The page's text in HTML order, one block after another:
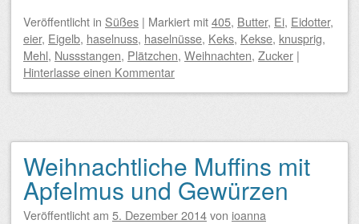
Veröffentlicht in Süßes | Markiert mit405, Butter, Ei, Eidotter,
eier, Eigelb, haselnuss, haselnüsse, Keks, Kekse, knusprig,
Mehl, Nussstangen, Plätzchen, Weihnachten, Zucker |
Hinterlasse einen Kommentar
Weihnachtliche Muffins mit
Apfelmus und Gewürzen
Veröffentlicht am 5. Dezember 2014von ioanna